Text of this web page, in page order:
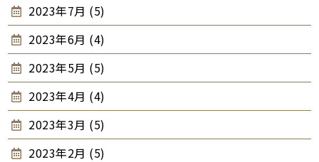
2023年7月 (5)
2023年6月 (4)
2023年5月 (5)
2023年4月 (4)
2023年3月 (5)
2023年2月 (5)